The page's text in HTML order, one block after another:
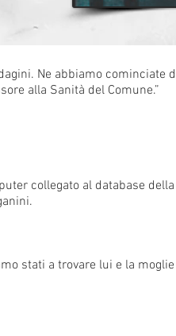
Ne abbiamo cominciate
alla Sanità del Comune.”
collegato al database
stati a trovare lui e la moglie